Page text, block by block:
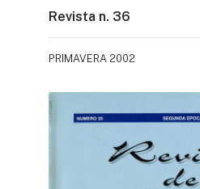
Revista n. 36
PRIMAVERA 2002